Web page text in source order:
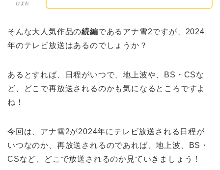
ぴよ吉
そんな大人気作品の続編であるアナ雪2ですが、2024
年のテレビ放送はあるのでしょうか？
あるとすれば、日程がいつで、地上波や、BS・CSな
ど、どこで再放送されるのかも気になるところですよ
ね！
今回は、アナ雪2が2024年にテレビ放送される日程が
いつなのか、再放送されるのであれば、地上波、BS・
CSなど、どこで放送されるのか見ていきましょう！